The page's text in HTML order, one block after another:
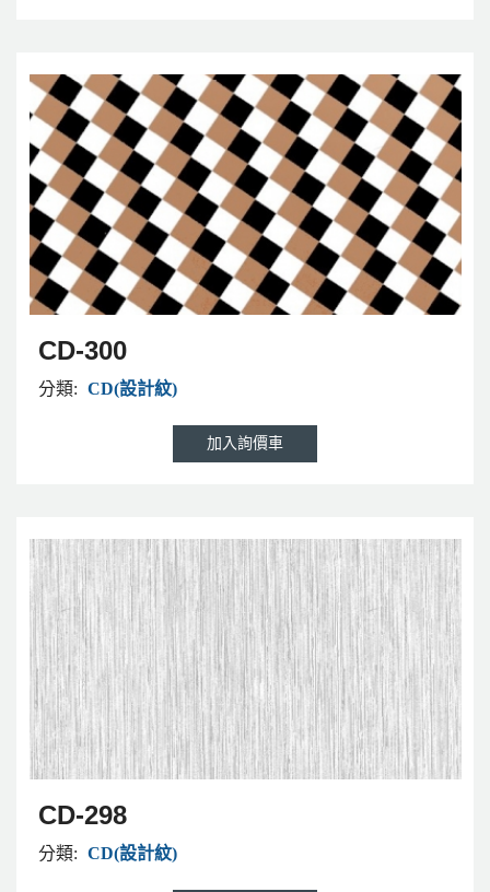
CD-300
分類: CD(設計紋)
CD-298
分類: CD(設計紋)